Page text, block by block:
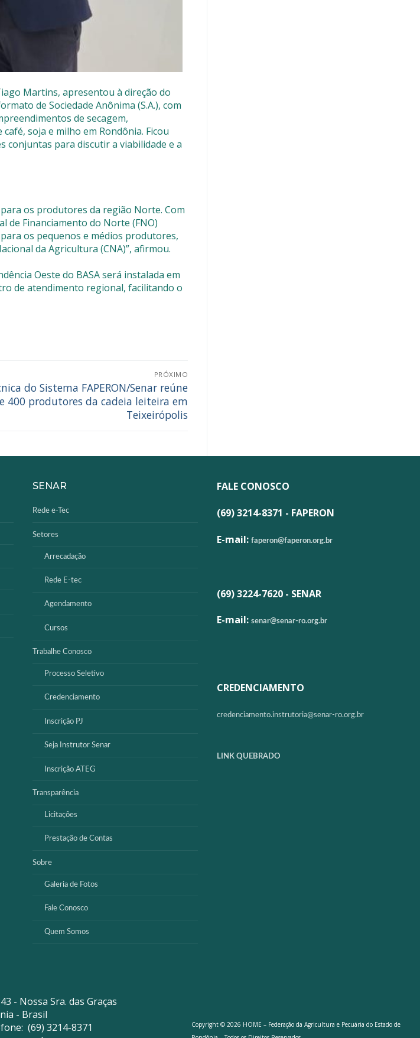
Martins, apresentou à direção do
de Sociedade Anônima (S.A.), com
de secagem,
soja e milho em Rondônia. Ficou
conjuntas para discutir a viabilidade e a
os produtores da região Norte. Com
de Financiamento do Norte (FNO)
os pequenos e médios produtores,
da Agricultura (CNA)”, afirmou.
Oeste do BASA será instalada em
de atendimento regional, facilitando o
PRÓXIMO
do Sistema FAPERON/Senar reúne
400 produtores da cadeia leiteira em
Teixeirópolis
SENAR
Rede e-Tec
Setores
Arrecadação
Rede E-tec
Agendamento
Cursos
Trabalhe Conosco
Processo Seletivo
Credenciamento
Inscrição PJ
Seja Instrutor Senar
Inscrição ATEG
Transparência
Licitações
Prestação de Contas
Sobre
Galeria de Fotos
Fale Conosco
Quem Somos
FALE CONOSCO
(69) 3214-8371 - FAPERON
E-mail: faperon@faperon.org.br
(69) 3224-7620 - SENAR
E-mail: senar@senar-ro.org.br
CREDENCIAMENTO
credenciamento.instrutoria@senar-ro.org.br
LINK QUEBRADO
- Nossa Sra. das Graças
- Brasil
(69) 3214-8371
Copyright © 2026 HOME – Federação da Agricultura e Pecuária do Estado de